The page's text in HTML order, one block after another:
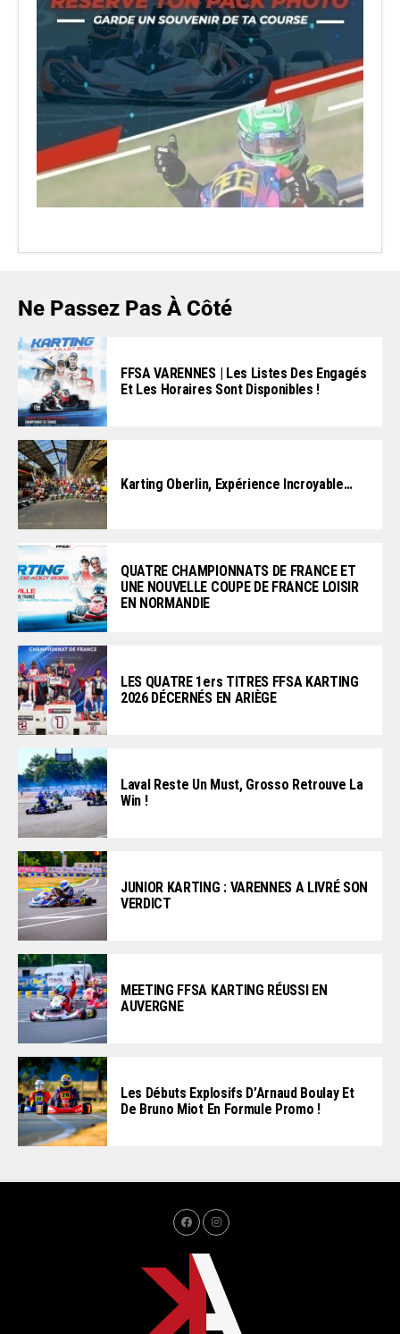
Ne Passez Pas À Côté
FFSA VARENNES | Les Listes Des Engagés
Et Les Horaires Sont Disponibles !
Karting Oberlin, Expérience Incroyable…
QUATRE CHAMPIONNATS DE FRANCE ET
UNE NOUVELLE COUPE DE FRANCE LOISIR
EN NORMANDIE
LES QUATRE 1ers TITRES FFSA KARTING
2026 DÉCERNÉS EN ARIÈGE
Laval Reste Un Must, Grosso Retrouve La
Win !
JUNIOR KARTING : VARENNES A LIVRÉ SON
VERDICT
MEETING FFSA KARTING RÉUSSI EN
AUVERGNE
Les Débuts Explosifs D’Arnaud Boulay Et
De Bruno Miot En Formule Promo !